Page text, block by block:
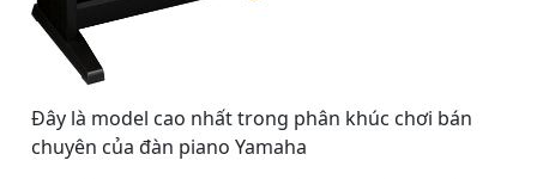
Đây là model cao nhất trong phân khúc chơi bán
chuyên của đàn piano Yamaha